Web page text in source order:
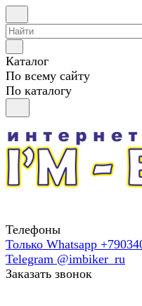
Каталог
По всему сайту
По каталогу
Телефоны
Только Whatsapp
Telegram @imbiker_ru
Заказать звонок